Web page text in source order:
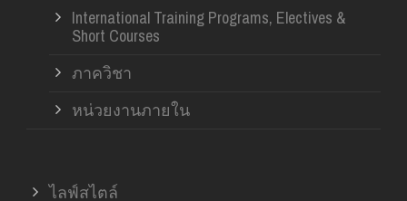
International Training Programs, Electives &
Short Courses
ภาควิชา
หน่วยงานภายใน
ไลฟ์สไตล์